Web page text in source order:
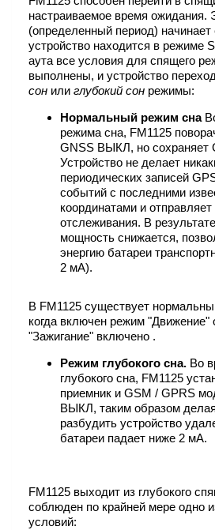
настраиваемое время ожидания.
(определенный период) начинает
устройство находится в режиме
аута все условия для спящего
выполнены, и устройство
сон или глубокий сон режимы:
Нормальный режим сна
режима сна, FM1125
GNSS ВЫКЛ, но сохраняет
Устройство не делает
периодических записей
событий с последними
координатами и
отслеживания. В
мощность снижается,
энергию батареи
2 мА).
В FM1125 существует
когда включен режим "Движение"
"Зажигание" включено .
Режим глубокого сна. Во
глубокого сна, FM1125
приемник и GSM / GPRS
ВЫКЛ, таким образом
разбудить устройство
батареи падает ниже 2 мА.
FM1125 выходит из глубокого
соблюден по крайней мере одно
условий: